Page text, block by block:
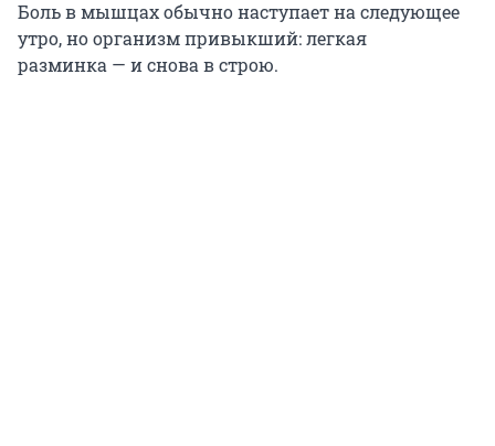
Боль в мышцах обычно наступает на следующее
утро, но организм привыкший: легкая
разминка — и снова в строю.